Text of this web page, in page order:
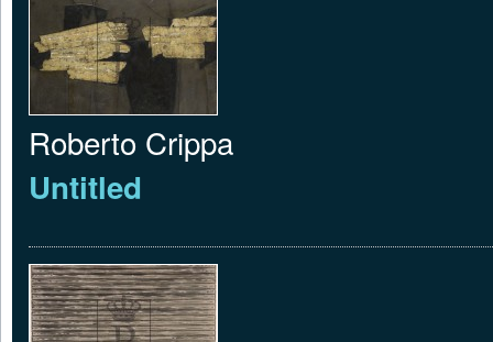
Roberto Crippa
Untitled